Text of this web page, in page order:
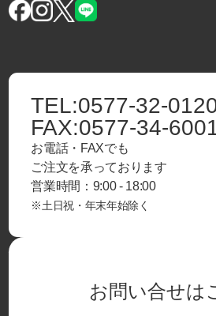
TEL:0577-32-
FAX:0577-34-
お電話・FAXでも
ご注文を承っております
営業時間：9:00 - 18:00
※土日祝・年末年始除く
お問い合せは